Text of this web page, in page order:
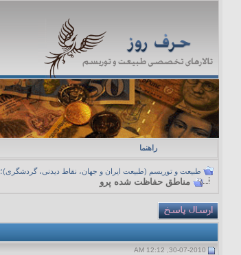
راهنما
طبیعت و توریسم (طبیعت ایران و جهان، نقاط دیدنی، گردشگری)؛
مناطق حفاظت شده پرو
30-07-2010, 12:12 AM